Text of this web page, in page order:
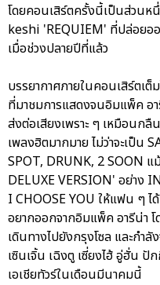
โดยคอนเสิร์ตครั้งนี้เป็นส่วนห
keshi 'REQUIEM' ที่ปล่อยอ
เมื่อช่วงปลายปีที่แล้ว
บรรยากาศภายในคอนเสิร์ตเ
ที่มาชมการแสดงจนอิมแพ็ค อ
ส่งต่อเสียงเพราะ ๆ เหมือนก
เพลงฮิตมากมาย ไม่ว่าจะเป็น
SPOT, DRUNK, 2 SOON แ
DELUXE VERSION' อย่าง
I CHOOSE YOU ให้แฟน ๆ
อยากออกจากอิมแพ็ค อารีน่า
เดินทางไปยังกรุงโซล และกำลั
เซินเจิ้น เฉิงตู เซี่ยงไฮ้ อู่ฮั่น ปั
เอเชียทัวร์ในเดือนมีนาคมนี้